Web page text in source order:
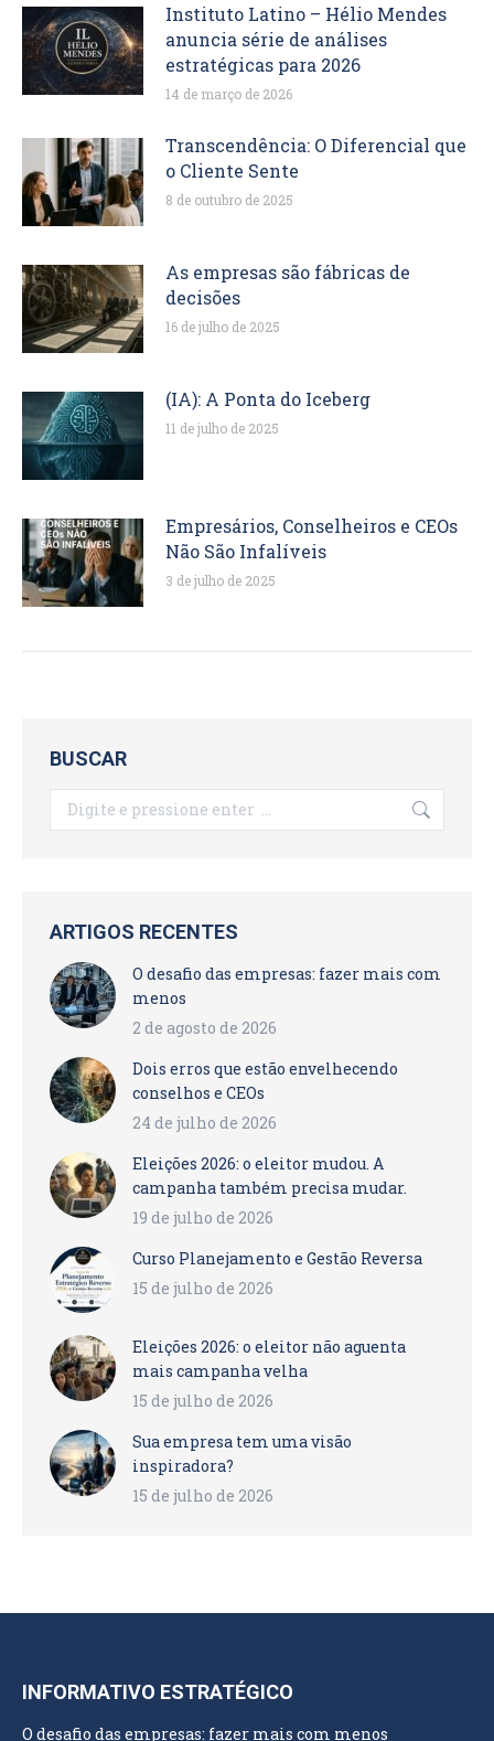
Instituto Latino – Hélio Mendes
anuncia série de análises
estratégicas para 2026
14 de março de 2026
Transcendência: O Diferencial que
o Cliente Sente
8 de outubro de 2025
As empresas são fábricas de
decisões
16 de julho de 2025
(IA): A Ponta do Iceberg
11 de julho de 2025
Empresários, Conselheiros e CEOs
Não São Infalíveis
3 de julho de 2025
BUSCAR
Search:
ARTIGOS RECENTES
O desafio das empresas: fazer mais com
menos
2 de agosto de 2026
Dois erros que estão envelhecendo
conselhos e CEOs
24 de julho de 2026
Eleições 2026: o eleitor mudou. A
campanha também precisa mudar.
19 de julho de 2026
Curso Planejamento e Gestão Reversa
15 de julho de 2026
Eleições 2026: o eleitor não aguenta
mais campanha velha
15 de julho de 2026
Sua empresa tem uma visão
inspiradora?
15 de julho de 2026
INFORMATIVO ESTRATÉGICO
O desafio das empresas: fazer mais com menos